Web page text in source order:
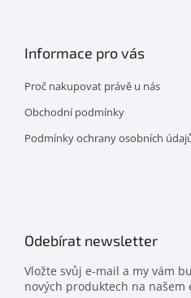
Informace pro vás
Proč nakupovat právě u nás
Obchodní podmínky
Podmínky ochrany osobních
Odebírat newsletter
Vložte svůj e-mail a my vám
nových produktech na našem